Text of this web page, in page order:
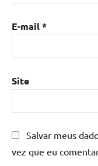
E-mail*
Site
Salvar meus
vez que eu